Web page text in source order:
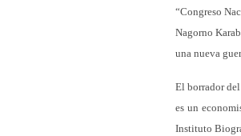
“Congreso
Nagorno
una nueva
El borrador
es un
Instituto